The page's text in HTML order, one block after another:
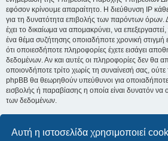
Αυτή η ιστοσελίδα χρησιμοποιεί
εφόσον κρίνουμε απαραίτητο. Η διεύθυνση IP
για τη δυνατότητα επιβολής των παρόντων όρων.
έχει το δικαίωμα να απομακρύνει, να επεξεργαστεί,
ένα θέμα συζήτησης οποιαδήποτε χρονική στιγμή
ότι οποιεσδήποτε πληροφορίες έχετε εισάγει
δεδομένων. Αν και αυτές οι πληροφορίες δεν θα
οποιονδήποτε τρίτο χωρίς τη συναίνεσή σας,
phpBB θα θεωρηθούν υπεύθυνοι για
εισβολής ή παραβίασης η οποία είναι δυνατόν να
των δεδομένων.